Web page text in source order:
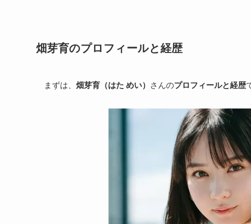
畑芽育のプロフィールと経歴
まずは、 畑芽育（はた めい） さんのプロフィールと経歴